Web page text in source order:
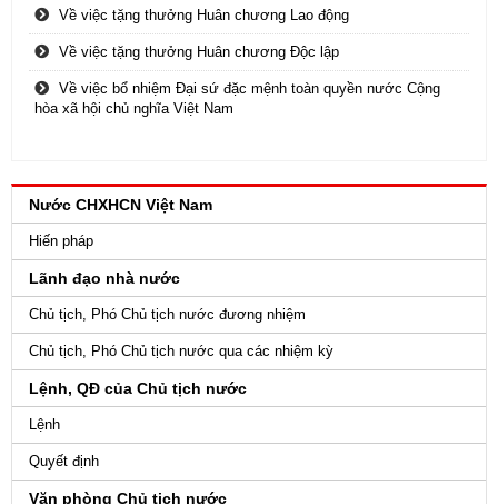
Về việc tặng thưởng Huân chương Lao động
Về việc tặng thưởng Huân chương Độc lập
Về việc bổ nhiệm Đại sứ đặc mệnh toàn quyền nước Cộng
hòa xã hội chủ nghĩa Việt Nam
Nước CHXHCN Việt Nam
Hiến pháp
Lãnh đạo nhà nước
Chủ tịch, Phó Chủ tịch nước đương nhiệm
Chủ tịch, Phó Chủ tịch nước qua các nhiệm kỳ
Lệnh, QĐ của Chủ tịch nước
Lệnh
Quyết định
Văn phòng Chủ tịch nước